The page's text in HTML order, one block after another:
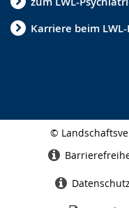
Karriere beim
©